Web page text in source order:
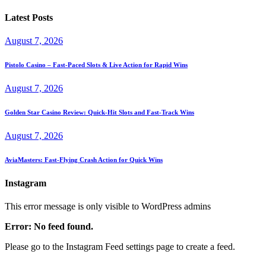
Latest Posts
August 7, 2026
Pistolo Casino – Fast‑Paced Slots & Live Action for Rapid Wins
August 7, 2026
Golden Star Casino Review: Quick‑Hit Slots and Fast‑Track Wins
August 7, 2026
AviaMasters: Fast‑Flying Crash Action for Quick Wins
Instagram
This error message is only visible to WordPress admins
Error: No feed found.
Please go to the Instagram Feed settings page to create a feed.